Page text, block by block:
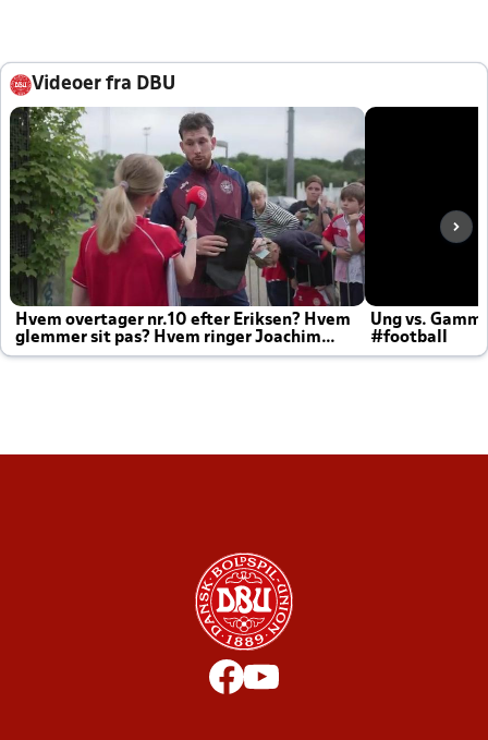
Videoer fra DBU
Hvem overtager nr.10 efter Eriksen? Hvem
glemmer sit pas? Hvem ringer Joachim
altid til efter kampe?
Ung vs.
#football